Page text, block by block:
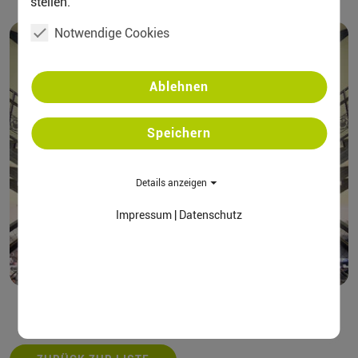
Notwendige Cookies
Ablehnen
Speichern
Details anzeigen
Impressum | Datenschutz